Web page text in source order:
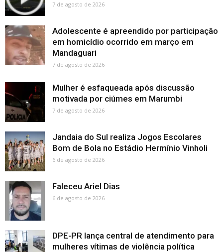
7 de agosto de 2026
Adolescente é apreendido por participação
em homicídio ocorrido em março em
Mandaguari
7 de agosto de 2026
Mulher é esfaqueada após discussão
motivada por ciúmes em Marumbi
7 de agosto de 2026
Jandaia do Sul realiza Jogos Escolares
Bom de Bola no Estádio Hermínio Vinholi
6 de agosto de 2026
Faleceu Ariel Dias
6 de agosto de 2026
DPE-PR lança central de atendimento para
mulheres vítimas de violência política